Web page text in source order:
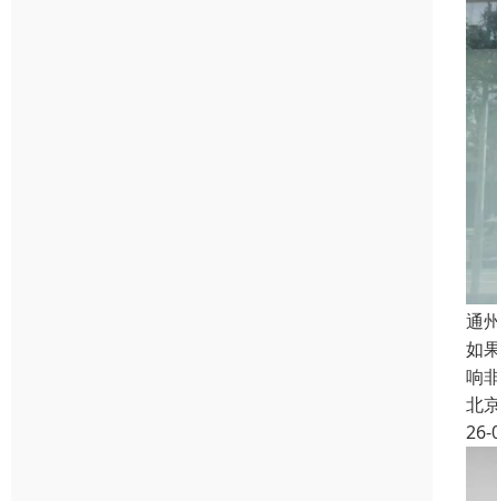
通
如
响
北
26-